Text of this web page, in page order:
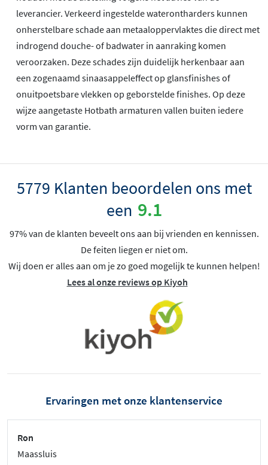
leverancier. Verkeerd ingestelde waterontharders kunnen
onherstelbare schade aan metaaloppervlaktes die direct met
indrogend douche- of badwater in aanraking komen
veroorzaken. Deze schades zijn duidelijk herkenbaar aan
een zogenaamd sinaasappeleffect op glansfinishes of
onuitpoetsbare vlekken op geborstelde finishes. Op deze
wijze aangetaste Hotbath armaturen vallen buiten iedere
vorm van garantie.
5779 Klanten beoordelen ons met
een 9.1
97% van de klanten beveelt ons aan bij vrienden en kennissen.
De feiten liegen er niet om.
Wij doen er alles aan om je zo goed mogelijk te kunnen helpen!
Lees al onze reviews op Kiyoh
Ervaringen met onze klantenservice
Ron
Maassluis